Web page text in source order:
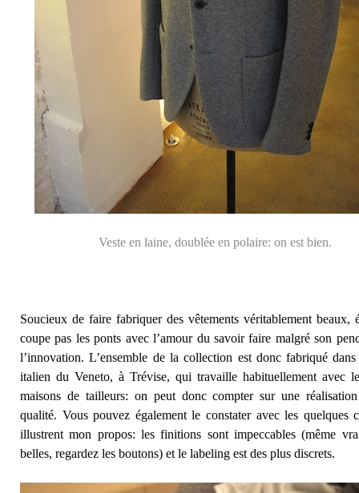
Veste en laine, doublée en polaire: on est bien.
Soucieux de faire fabriquer des vêtements véritablement beaux,
coupe pas les ponts avec l’amour du savoir faire malgré son
l’innovation. L’ensemble de la collection est donc fabriqué
italien du Veneto, à Trévise, qui travaille habituellement avec
maisons de tailleurs: on peut donc compter sur une
qualité. Vous pouvez également le constater avec les quelques
illustrent mon propos: les finitions sont impeccables (même
belles, regardez les boutons) et le labeling est des plus discrets.